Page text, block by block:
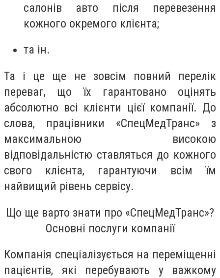
салонів авто після перевезення
кожного окремого клієнта;
та ін.
Та і це ще не зовсім повний перелік
переваг, що їх гарантовано оцінять
абсолютно всі клієнти цієї компанії. До
слова, працівники «СпецМедТранс» з
максимальною високою
відповідальністю ставляться до кожного
свого клієнта, гарантуючи всім їм
найвищий рівень сервісу.
Що ще варто знати про «СпецМедТранс»?
Основні послуги компанії
Компанія спеціалізується на переміщенні
пацієнтів, які перебувають у важкому